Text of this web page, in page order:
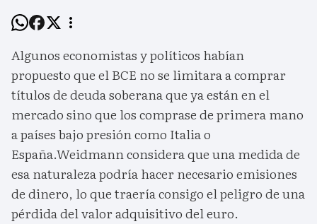
Algunos economistas y políticos habían
propuesto que el BCE no se limitara a comprar
títulos de deuda soberana que ya están en el
mercado sino que los comprase de primera mano
a países bajo presión como Italia o
España.Weidmann considera que una medida de
esa naturaleza podría hacer necesario emisiones
de dinero, lo que traería consigo el peligro de una
pérdida del valor adquisitivo del euro.